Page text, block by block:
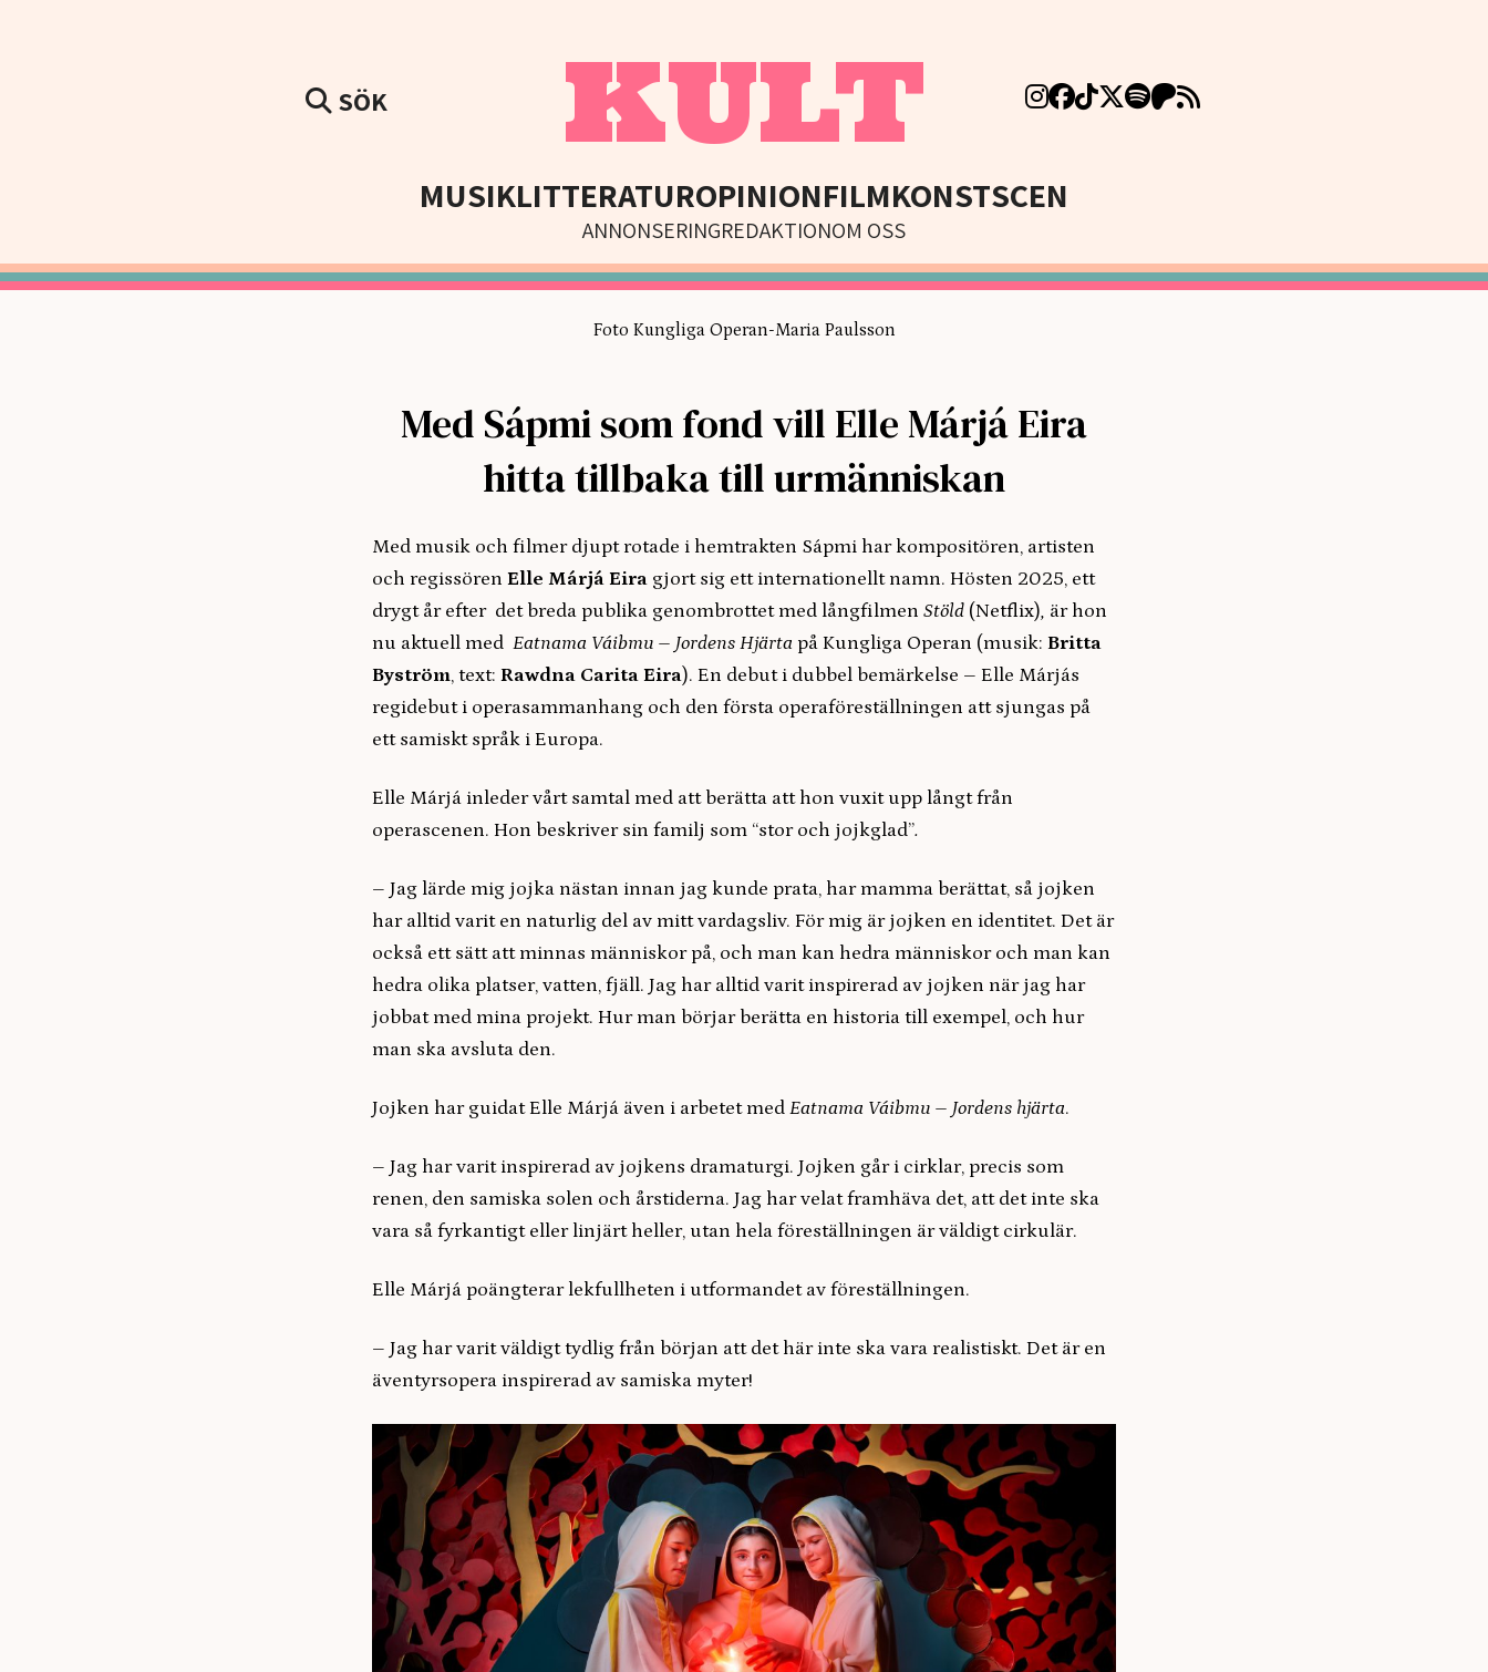
SÖK KULT
MUSIKLITTERATUROPINIONFILMKONSTSCEN
ANNONSERINGREDAKTIONOM OSS
Foto Kungliga Operan-Maria Paulsson
Med Sápmi som fond vill Elle Márjá Eira
hitta tillbaka till urmänniskan
Med musik och filmer djupt rotade i hemtrakten Sápmi har kompositören, artisten
och regissören Elle Márjá Eira gjort sig ett internationellt namn. Hösten 2025, ett
drygt år efter det breda publika genombrottet med långfilmen Stöld (Netflix), är hon
nu aktuell med Eatnama Váibmu – Jordens Hjärta på Kungliga Operan (musik: Britta
Byström, text: Rawdna Carita Eira). En debut i dubbel bemärkelse – Elle Márjás
regidebut i operasammanhang och den första operaföreställningen att sjungas på
ett samiskt språk i Europa.
Elle Márjá inleder vårt samtal med att berätta att hon vuxit upp långt från
operascenen. Hon beskriver sin familj som “stor och jojkglad”.
– Jag lärde mig jojka nästan innan jag kunde prata, har mamma berättat, så jojken
har alltid varit en naturlig del av mitt vardagsliv. För mig är jojken en identitet. Det är
också ett sätt att minnas människor på, och man kan hedra människor och man kan
hedra olika platser, vatten, fjäll. Jag har alltid varit inspirerad av jojken när jag har
jobbat med mina projekt. Hur man börjar berätta en historia till exempel, och hur
man ska avsluta den.
Jojken har guidat Elle Márjá även i arbetet med Eatnama Váibmu – Jordens hjärta.
– Jag har varit inspirerad av jojkens dramaturgi. Jojken går i cirklar, precis som
renen, den samiska solen och årstiderna. Jag har velat framhäva det, att det inte ska
vara så fyrkantigt eller linjärt heller, utan hela föreställningen är väldigt cirkulär.
Elle Márjá poängterar lekfullheten i utformandet av föreställningen.
– Jag har varit väldigt tydlig från början att det här inte ska vara realistiskt. Det är en
äventyrsopera inspirerad av samiska myter!